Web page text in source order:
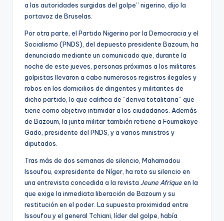
a las autoridades surgidas del golpe” nigerino, dijo la
portavoz de Bruselas.
Por otra parte, el Partido Nigerino por la Democracia y el
Socialismo (PNDS), del depuesto presidente Bazoum, ha
denunciado mediante un comunicado que, durante la
noche de este jueves, personas próximas a los militares
golpistas llevaron a cabo numerosos registros ilegales y
robos en los domicilios de dirigentes y militantes de
dicho partido, lo que califica de “deriva totalitaria” que
tiene como objetivo intimidar a los ciudadanos. Además
de Bazoum, la junta militar también retiene a Foumakoye
Gado, presidente del PNDS, y a varios ministros y
diputados.
Tras más de dos semanas de silencio, Mahamadou
Issoufou, expresidente de Níger, ha roto su silencio en
una entrevista concedida a la revista Jeune Afriqueen la
que exige la inmediata liberación de Bazoum y su
restitución en el poder. La supuesta proximidad entre
Issoufou y el general Tchiani, líder del golpe, había